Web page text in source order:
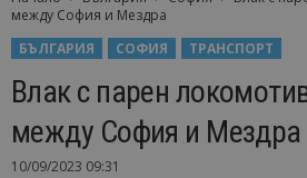
между София и Мездрa
БЪЛГАРИЯ
СОФИЯ ТРАНСПОРТ
Влак с парен
между София и Мездрa
10/09/2023 09:31